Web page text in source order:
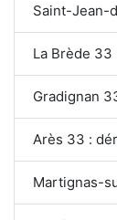
Saint-Jean-
La Brède
Gradignan
Arès 33 :
Martignas-